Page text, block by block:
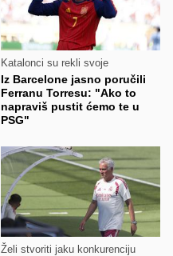
Katalonci su rekli svoje
Iz Barcelone jasno poručili
Ferranu Torresu: "Ako to
napraviš pustit ćemo te u
PSG"
Želi stvoriti jaku konkurenciju